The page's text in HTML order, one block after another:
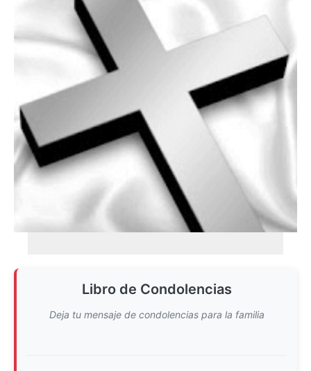
Libro de Condolencias
Deja tu mensaje de condolencias para la familia